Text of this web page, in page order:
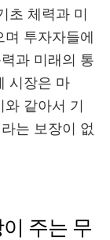
초 체력과 미
투자자들에
과 미래의 통
시장은 마
같아서 기
는 보장이 없
주는 무